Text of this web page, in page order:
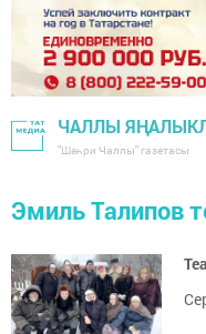
ЧАЛЛЫ
"Шәһри Чаллы" газетасы
Эмиль Талипов